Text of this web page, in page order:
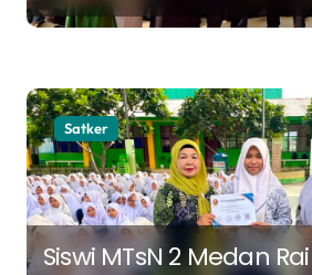
Satker
Siswi MTsN 2 Medan